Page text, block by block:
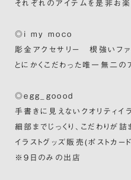
それぞれのアイテムを是非お楽
◎i my moco
彫金アクセサリー 根強いファ
とにかくこだわった唯一無二の
◎egg_goood
手書きに見えないクオリティイラ
細部までじっくり、こだわりが詰
イラストグッズ販売(ポストカー
※9日のみの出店